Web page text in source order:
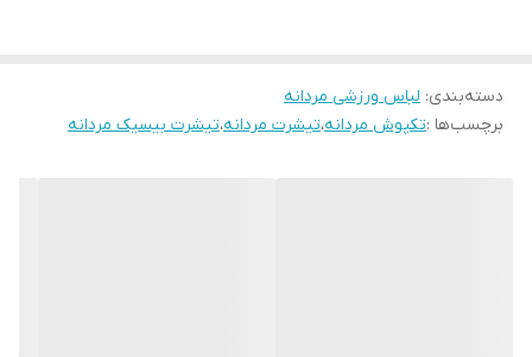
دسته‌بندی: لباس ورزشی مردانه
برچسب‌ها :تکپوش مردانه،تیشرت مردانه،تیشرت بیسیک مردانه